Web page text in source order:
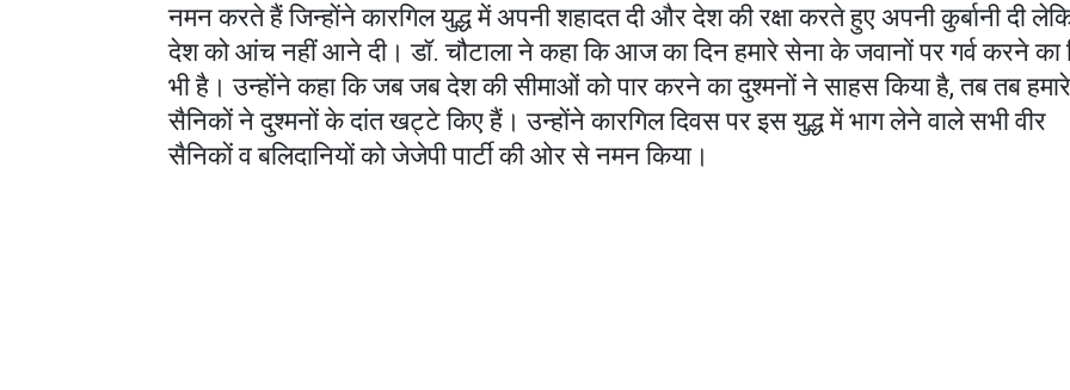
नमन करते हैं जिन्होंने कारगिल युद्ध में अपनी शहादत दी और देश की रक्षा करते हुए अपनी कुर्बानी दी
देश को आंच नहीं आने दी। डॉ. चौटाला ने कहा कि आज का दिन हमारे सेना के जवानों पर गर्व करने का
भी है। उन्होंने कहा कि जब जब देश की सीमाओं को पार करने का दुश्मनों ने साहस किया है, तब तब हमारे
सैनिकों ने दुश्मनों के दांत खट्टे किए हैं। उन्होंने कारगिल दिवस पर इस युद्ध में भाग लेने वाले सभी वीर
सैनिकों व बलिदानियों को जेजेपी पार्टी की ओर से नमन किया।